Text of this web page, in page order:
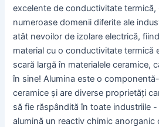
excelente de conductivitate termică,
numeroase domenii diferite ale
atât nevoilor de izolare electrică,
material cu o conductivitate termică
scară largă în materialele ceramice,
în sine! Alumina este o
ceramice și are diverse proprietăți
să fie răspândită în toate industriile
alumină un reactiv chimic anorganic